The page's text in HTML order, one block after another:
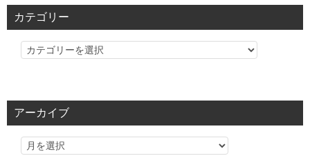
カテゴリー
カ
リ
アーカイブ